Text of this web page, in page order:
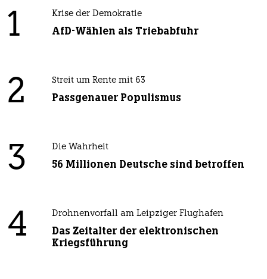
1 Krise der Demokratie
AfD-Wählen als Triebabfuhr
2 Streit um Rente mit 63
Passgenauer Populismus
3 Die Wahrheit
56 Millionen Deutsche sind betroffen
4 Drohnenvorfall am Leipziger Flughafen
Das Zeitalter der elektronischen
Kriegsführung